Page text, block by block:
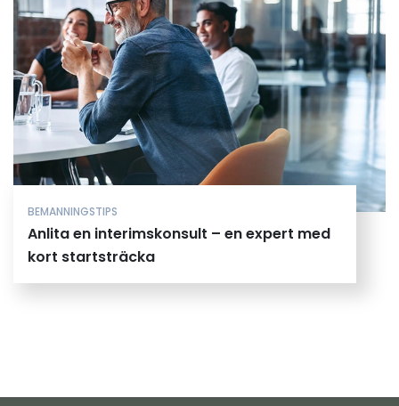
BEMANNINGSTIPS
Anlita en interimskonsult – en expert med
kort startsträcka